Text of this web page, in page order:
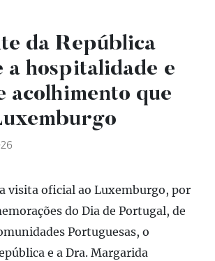
da República
a hospitalidade e
acolhimento que
visita oficial ao Luxemburgo, por
do Dia de Portugal, de
Portuguesas, o
e a Dra. Margarida